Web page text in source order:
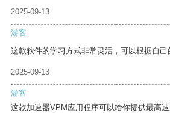
2025-09-13
游客
这款软件的学习方式非常灵活，可以根据自己
2025-09-13
游客
这款加速器VPM应用程序可以给你提供最高